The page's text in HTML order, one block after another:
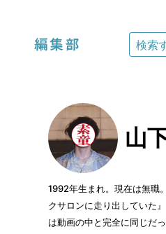
山
1992年生まれ。現在は無職
クサロンに走り出していた
は動画の中と完全に同じだっ